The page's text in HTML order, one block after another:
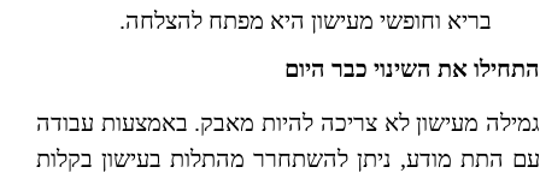
בריא וחופשי מעישון היא מפתח להצלחה.
התחילו את השינוי כבר היום
גמילה מעישון לא צריכה להיות מאבק. באמצעות עבודה
עם התת מודע, ניתן להשתחרר מהתלות בעישון בקלות